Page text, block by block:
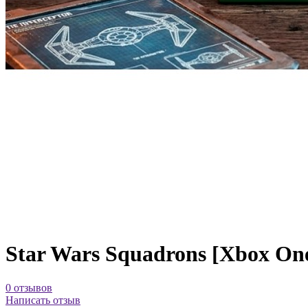
Star Wars Squadrons [Xbox
0 отзывов
Написать отзыв